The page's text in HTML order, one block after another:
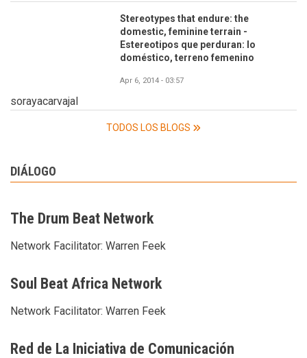
Stereotypes that endure: the
domestic, feminine terrain -
Estereotipos que perduran: lo
doméstico, terreno femenino
Apr 6, 2014 - 03:57
sorayacarvajal
TODOS LOS BLOGS
DIÁLOGO
The Drum Beat Network
Network Facilitator: Warren Feek
Soul Beat Africa Network
Network Facilitator: Warren Feek
Red de La Iniciativa de Comunicación